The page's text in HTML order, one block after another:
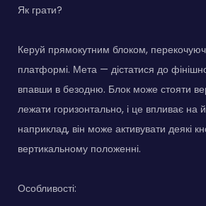
Як грати?
Керуй прямокутним блоком,
платформі. Мета — дістатися до
впавши в безодню. Блок може стояти
лежати горизонтально, і це впливає на
наприклад, він може активувати деякі
вертикальному положенні.
Особливості: